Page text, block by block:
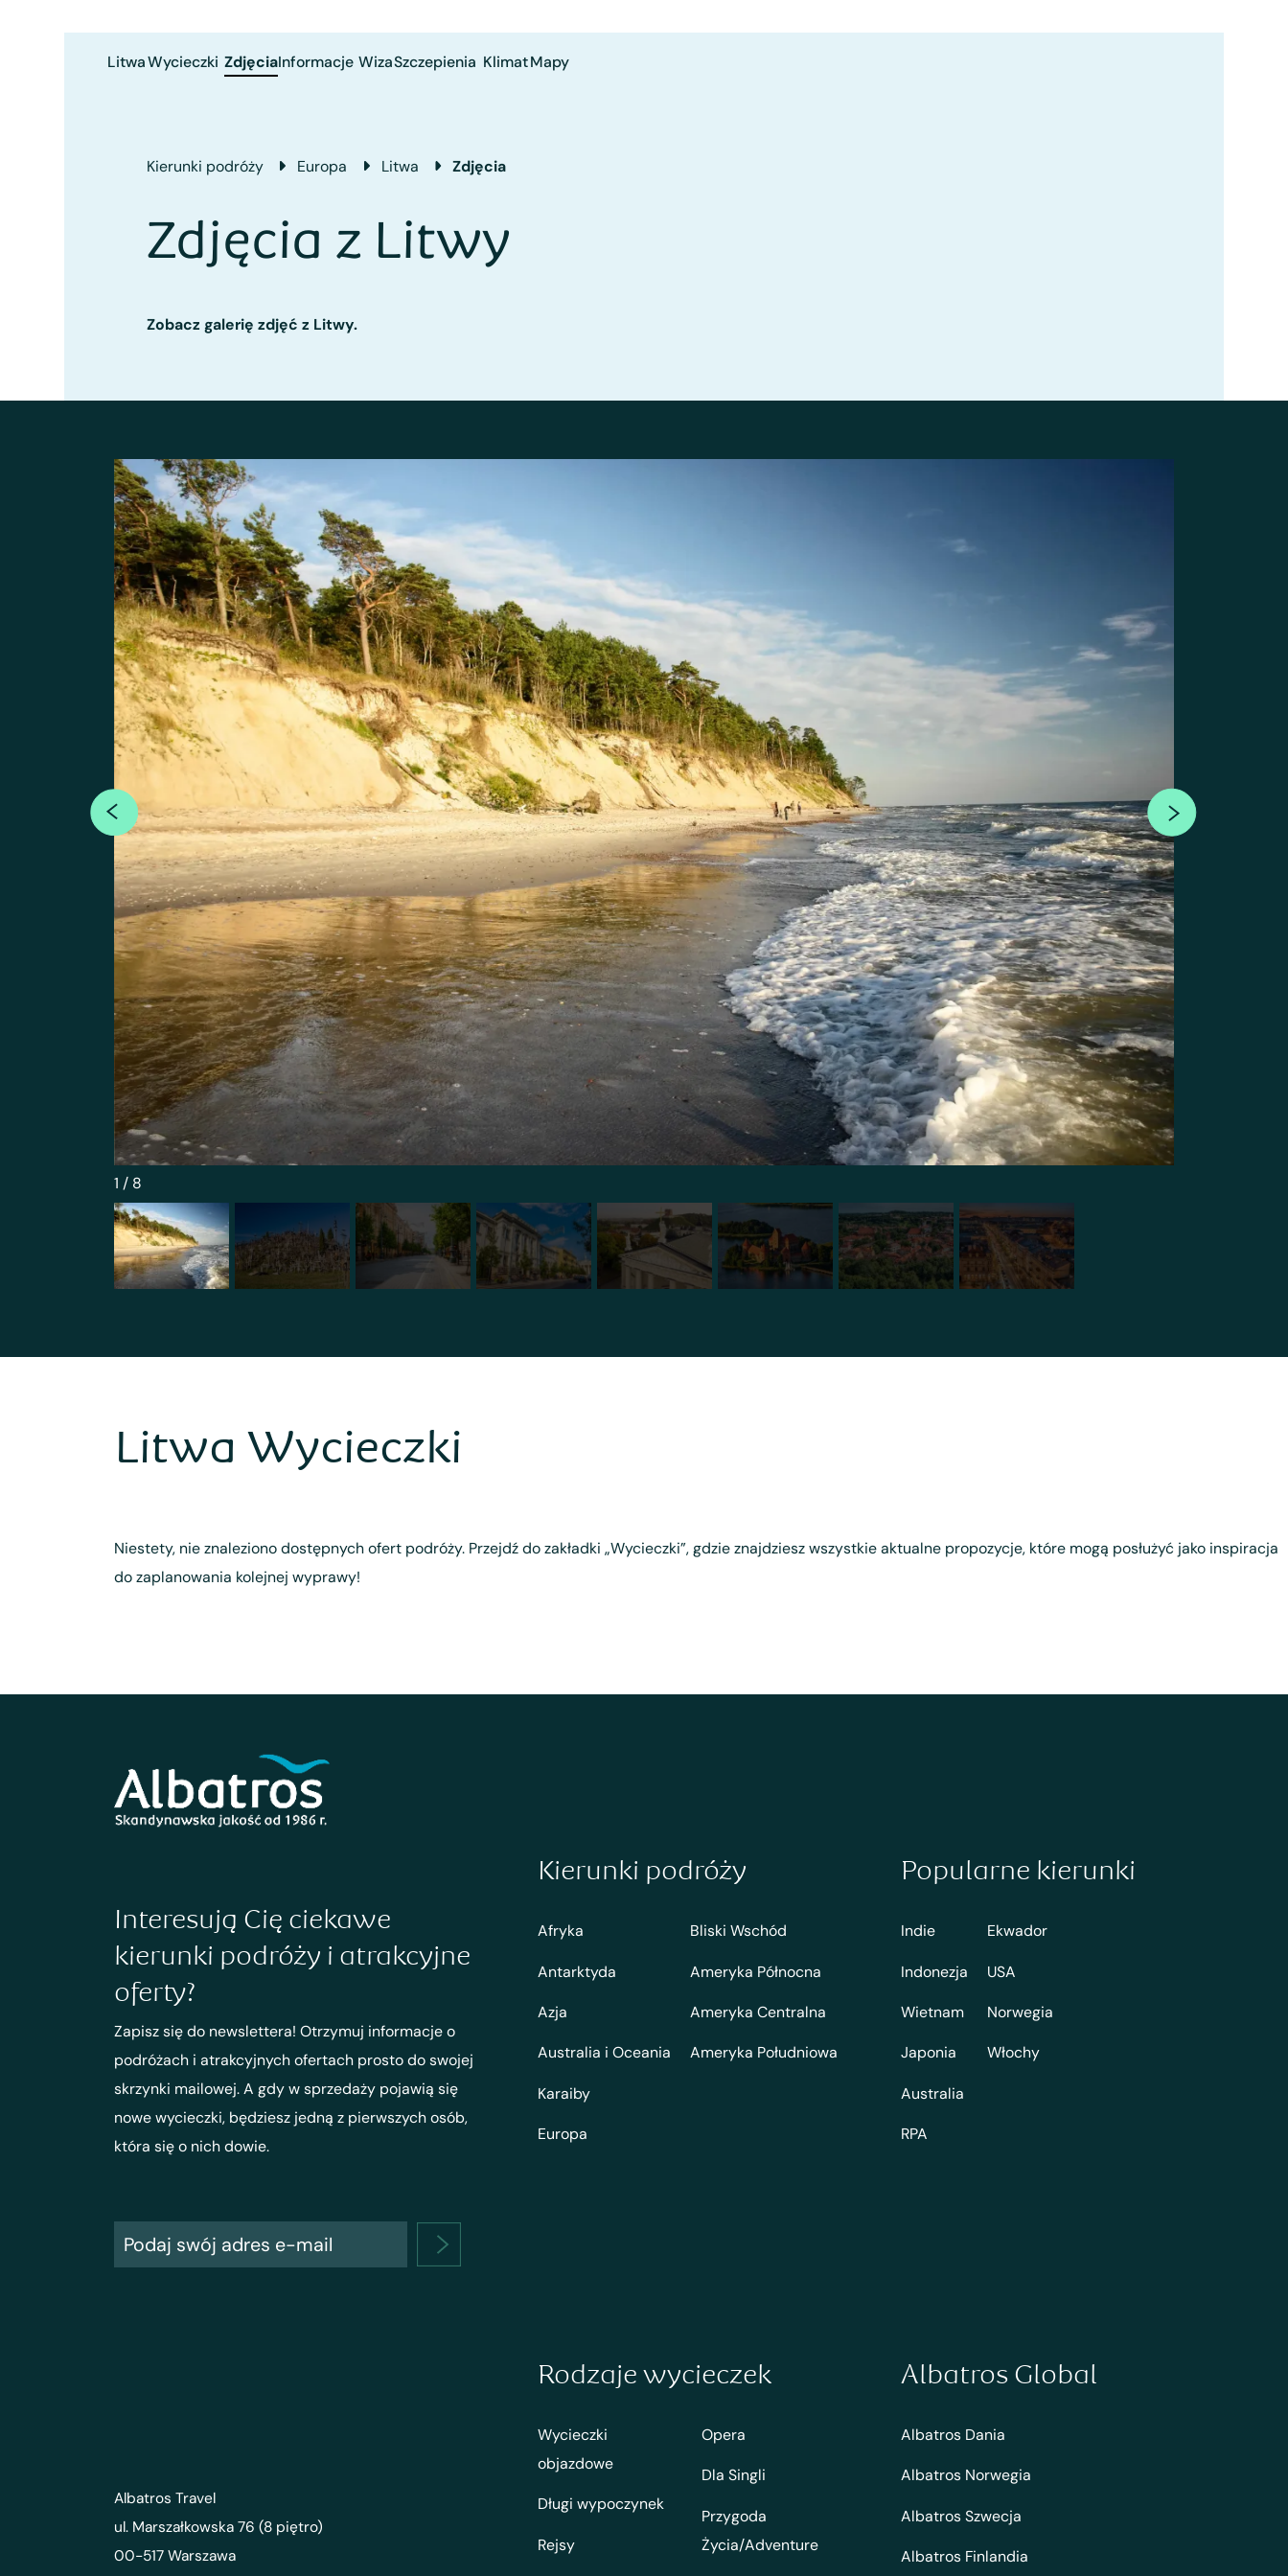
LitwaWycieczki ZdjęciaInformacje WizaSzczepienia KlimatMapy
Kierunki podróży Europa Litwa Zdjęcia
Zdjęcia z Litwy
Zobacz galerię zdjęć z Litwy.
1 / 8
Litwa Wycieczki
Niestety, nie znaleziono dostępnych ofert podróży. Przejdź do zakładki „Wycieczki”, gdzie znajdziesz wszystkie aktualne propozycje, które mogą posłużyć jako inspiracja
do zaplanowania kolejnej wyprawy!
Interesują Cię ciekawe
kierunki podróży i atrakcyjne
oferty?
Zapisz się do newslettera! Otrzymuj informacje o
podróżach i atrakcyjnych ofertach prosto do swojej
skrzynki mailowej. A gdy w sprzedaży pojawią się
nowe wycieczki, będziesz jedną z pierwszych osób,
która się o nich dowie.
Kierunki podróży
Afryka
Antarktyda
Azja
Australia i Oceania
Karaiby
Europa
Bliski Wschód
Ameryka Północna
Ameryka Centralna
Ameryka Południowa
Popularne kierunki
Indie
Indonezja
Wietnam
Japonia
Australia
RPA
Ekwador
USA
Norwegia
Włochy
Albatros Travel
ul. Marszałkowska 76 (8 piętro)
00-517 Warszawa
Rodzaje wycieczek
Wycieczki
objazdowe
Długi wypoczynek
Rejsy
Opera
Dla Singli
Przygoda
Życia/Adventure
Albatros Global
Albatros Dania
Albatros Norwegia
Albatros Szwecja
Albatros Finlandia